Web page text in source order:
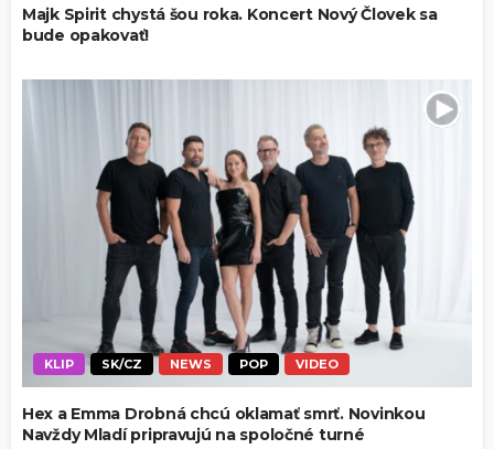
Majk Spirit chystá šou roka. Koncert Nový Človek sa
bude opakovať!
KLIP SK/CZ NEWS POP VIDEO
Hex a Emma Drobná chcú oklamať smrť. Novinkou
Navždy Mladí pripravujú na spoločné turné